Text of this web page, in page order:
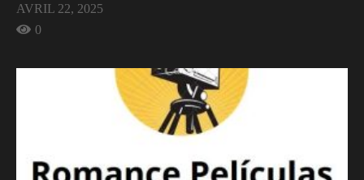
AVRIL 22, 2025
0